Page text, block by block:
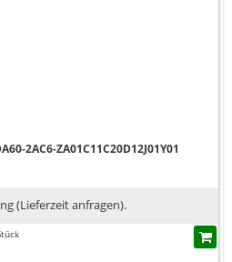
2AC6-ZA01C11C20D12J01Y01
(Lieferzeit anfragen).